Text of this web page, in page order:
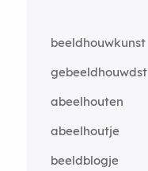
beeldhouwkunst
gebeeldhouwdst
abeelhouten
abeelhoutje
beeldblogje